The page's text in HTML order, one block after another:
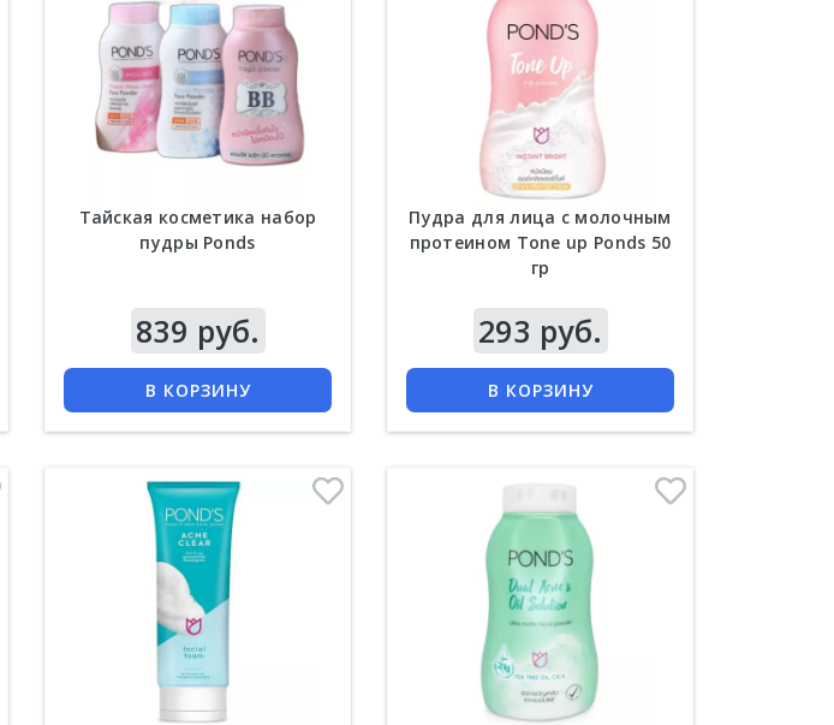
Тайская косметика набор
пудры Ponds
839 руб.
КУПИТЬ
В КОРЗИНУ
Пудра для лица с молочным
протеином Tone up Ponds 50
гр
293 руб.
КУПИТЬ
В КОРЗИНУ